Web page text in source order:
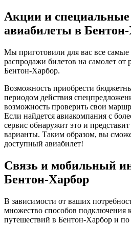
Акции и
авиабилеты в
Мы приготовили для вас все
распродажи билетов на самолет от
Бентон-Харбор.
Возможность приобрести
периодом действия
возможность проверить свои
Если найдется авиакомпания с
сервис обнаружит это и
варианты. Таким образом, вы
доступный авиабилет!
Связь и мобильный
Бентон-Харбор
В зависимости от ваших
множество способов подключения
путешествий в Бентон-Харбор и